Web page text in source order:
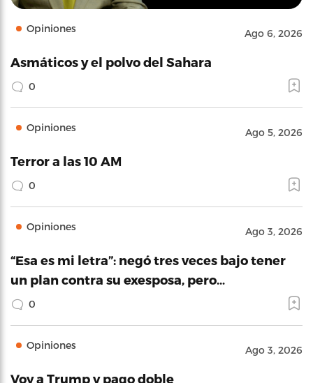
Opiniones Ago 6, 2026
Asmáticos y el polvo del Sahara
0
Opiniones Ago 5, 2026
Terror a las 10 AM
0
Opiniones Ago 3, 2026
“Esa es mi letra”: negó tres veces bajo tener
un plan contra su exesposa, pero…
0
Opiniones Ago 3, 2026
Voy a Trump y pago doble